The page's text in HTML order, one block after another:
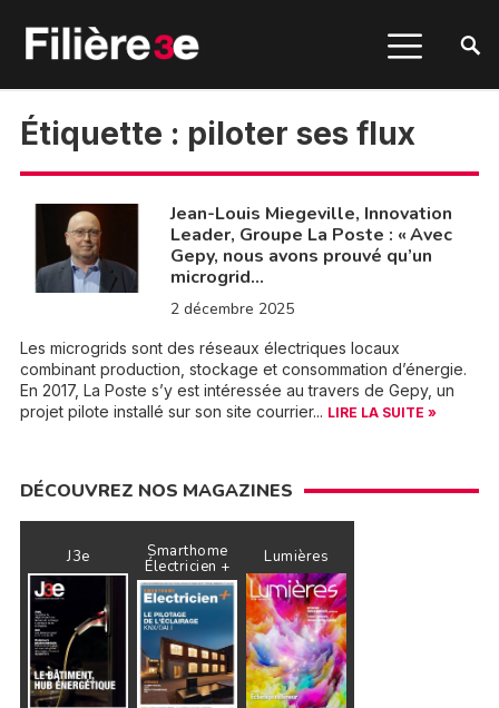
Étiquette : piloter ses flux
Jean-Louis Miegeville, Innovation
Leader, Groupe La Poste : « Avec
Gepy, nous avons prouvé qu’un
microgrid…
2 décembre 2025
Les microgrids sont des réseaux électriques locaux
combinant production, stockage et consommation d’énergie.
En 2017, La Poste s’y est intéressée au travers de Gepy, un
projet pilote installé sur son site courrier... LIRE LA SUITE »
DÉCOUVREZ NOS MAGAZINES
J3e Smarthome
Électricien + Lumières